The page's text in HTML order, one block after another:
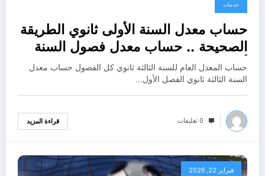
فبراير 22, 2026
خدمات
حساب معدل السنة الأولى ثانوي الطريقة
الصحيحة .. حساب معدل فصول السنة
أولى ثانوي
حساب المعدل العام للسنة الثالثة ثانوي كل الفصول حساب معدل
السنة الثالثة ثانوي الفصل الأول…
0 تعليقات قراءة المزيد
فبراير 22, 2026